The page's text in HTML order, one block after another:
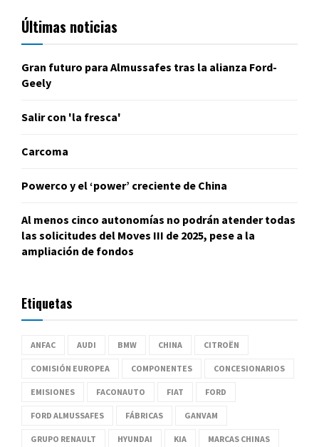
Últimas noticias
Gran futuro para Almussafes tras la alianza Ford-
Geely
Salir con 'la fresca'
Carcoma
Powerco y el ‘power’ creciente de China
Al menos cinco autonomías no podrán atender todas
las solicitudes del Moves III de 2025, pese a la
ampliación de fondos
Etiquetas
ANFAC AUDI BMW CHINA CITROËN
COMISIÓN EUROPEA COMPONENTES CONCESIONARIOS
EMISIONES FACONAUTO FIAT FORD
FORD ALMUSSAFES FÁBRICAS GANVAM
GRUPO RENAULT HYUNDAI KIA MARCAS CHINAS